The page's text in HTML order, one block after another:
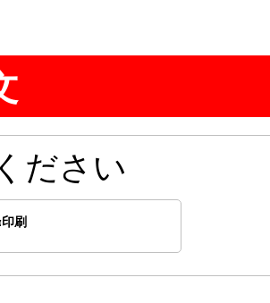
ださい
刷